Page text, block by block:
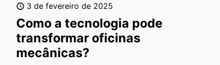
3 de fevereiro de 2025
Como a tecnologia pode
transformar oficinas
mecânicas?